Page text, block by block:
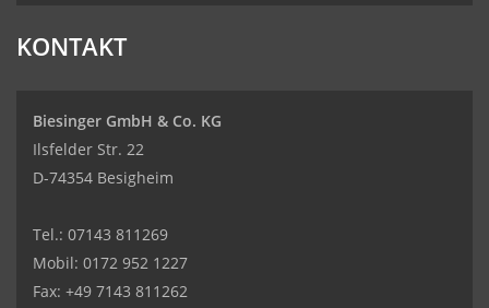
KONTAKT
Biesinger GmbH & Co. KG
Ilsfelder Str. 22
D-74354 Besigheim
Tel.: 07143 811269
Mobil: 0172 952 1227
Fax: +49 7143 811262